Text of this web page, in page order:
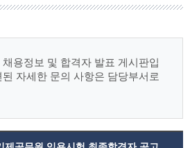
용정보 및 합격자 발표 게시판입
자세한 문의 사항은 담당부서로